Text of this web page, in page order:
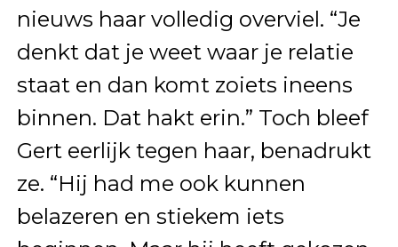
nieuws haar volledig overviel. “Je
denkt dat je weet waar je relatie
staat en dan komt zoiets ineens
binnen. Dat hakt erin.” Toch bleef
Gert eerlijk tegen haar, benadrukt
ze. “Hij had me ook kunnen
belazeren en stiekem iets